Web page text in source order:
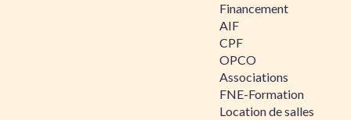
Financement
AIF
CPF
OPCO
Associations
FNE-Formation
Location de salles